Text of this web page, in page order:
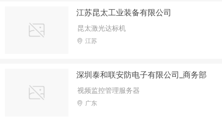
惠的仪器仪表
江苏昆太工业装备有限公司
昆太激光达标机
江苏
深圳泰和联安防电子有限公司_商务部
视频监控管理服务器
广东